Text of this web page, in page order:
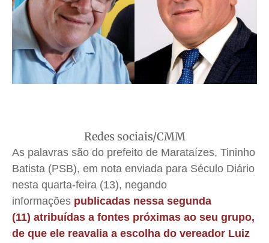
Quem Somos
Expediente
Contato
Quem Somos
Expediente
Contato
Quem Somos
Expediente
Contato
Quem Somos
Expediente
Contato
Redes sociais/CMM
As palavras são do prefeito de Marataízes, Tininho
Batista (PSB), em nota enviada para Século Diário
nesta quarta-feira (13), negando
informações publicadas nessa segunda
(11) atribuídas a fontes próximas ao seu grupo,
de que ele reavalia a escolha do vereador Luiz